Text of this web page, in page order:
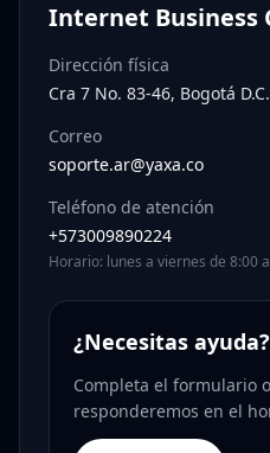
Internet Business
Dirección física
Cra 7 No. 83-46, Bogotá
Correo
soporte.ar@yaxa.co
Teléfono de atención
+573009890224
Horario: lunes a viernes de 8:00
¿Necesitas ayuda?
Completa el formulario
responderemos en el